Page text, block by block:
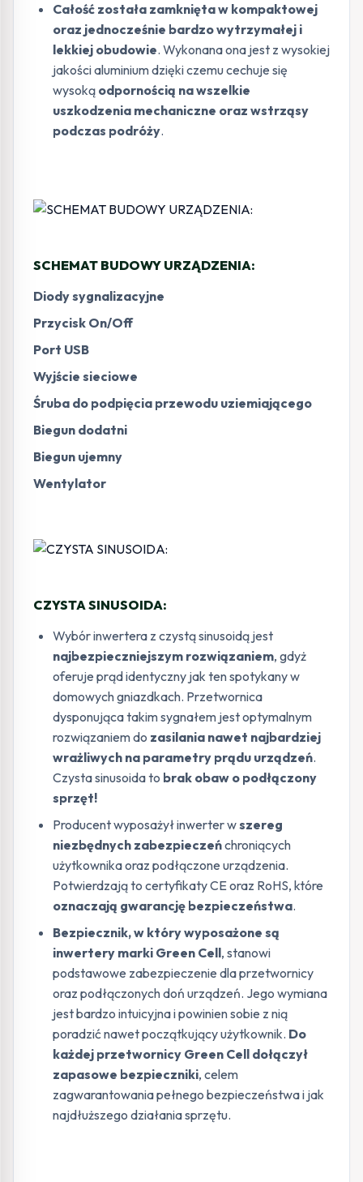
Całość została zamknięta w kompaktowej
oraz jednocześnie bardzo wytrzymałej i
lekkiej obudowie. Wykonana ona jest z wysokiej
jakości aluminium dzięki czemu cechuje się
wysoką odpornością na wszelkie
uszkodzenia mechaniczne oraz wstrząsy
podczas podróży.
SCHEMAT BUDOWY URZĄDZENIA:
Diody sygnalizacyjne
Przycisk On/Off
Port USB
Wyjście sieciowe
Śruba do podpięcia przewodu uziemiającego
Biegun dodatni
Biegun ujemny
Wentylator
CZYSTA SINUSOIDA:
Wybór inwertera z czystą sinusoidą jest
najbezpieczniejszym rozwiązaniem, gdyż
oferuje prąd identyczny jak ten spotykany w
domowych gniazdkach. Przetwornica
dysponująca takim sygnałem jest optymalnym
rozwiązaniem do zasilania nawet najbardziej
wrażliwych na parametry prądu urządzeń.
Czysta sinusoida to brak obaw o podłączony
sprzęt!
Producent wyposażył inwerter wszereg
niezbędnych zabezpieczeńchroniących
użytkownika oraz podłączone urządzenia.
Potwierdzają to certyfikaty CE oraz RoHS, które
oznaczają gwarancję bezpieczeństwa.
Bezpiecznik, w który wyposażone są
inwertery marki Green Cell, stanowi
podstawowe zabezpieczenie dla przetwornicy
oraz podłączonych doń urządzeń. Jego wymiana
jest bardzo intuicyjna i powinien sobie z nią
poradzić nawet początkujący użytkownik. Do
każdej przetwornicy Green Cell dołączył
zapasowe bezpieczniki, celem
zagwarantowania pełnego bezpieczeństwa i jak
najdłuższego działania sprzętu.